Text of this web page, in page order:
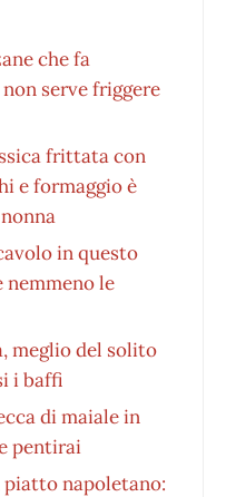
che fa
serve friggere
frittata con
e formaggio è
in questo
nemmeno le
meglio del solito
i baffi
di maiale in
pentirai
napoletano: